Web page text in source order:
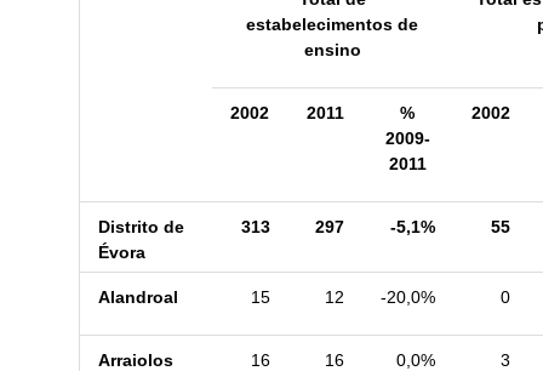
estabelecimentos de
ensino
2002 2011
%
2009-
2011
2002
Distrito de
Évora
313 297 -5,1% 55
Alandroal 15 12 -20,0% 0
Arraiolos 16 16 0,0% 3